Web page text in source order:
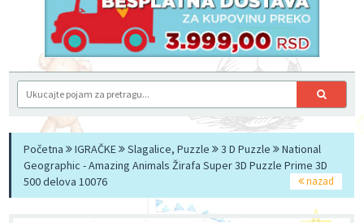
Početna IGRAČKE Slagalice, Puzzle 3 D Puzzle
National
Geographic - Amazing Animals Žirafa Super 3D Puzzle Prime 3D
500 delova 10076
nazad